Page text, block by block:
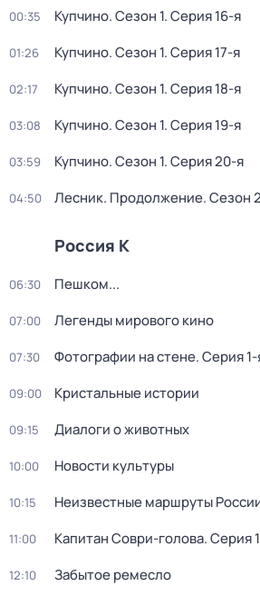
00:35 Купчино. Сезон 1. Серия 16-я
01:26 Купчино. Сезон 1. Серия 17-я
02:17 Купчино. Сезон 1. Серия 18-я
03:08 Купчино. Сезон 1. Серия 19-я
03:59 Купчино. Сезон 1. Серия 20-я
04:50 Лесник. Продолжение. Сезон 2
Россия К
06:30 Пешком...
07:00 Легенды мирового кино
07:30 Фотографии на стене. Серия
09:00 Кристальные истории
09:15 Диалоги о животных
10:00 Новости культуры
10:15 Неизвестные маршруты
11:00 Капитан Соври-голова. Серия
12:10 Забытое ремесло